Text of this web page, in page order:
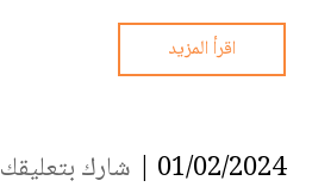
اقرأ المزيد
01/02/2024 | شارك بتعليقك